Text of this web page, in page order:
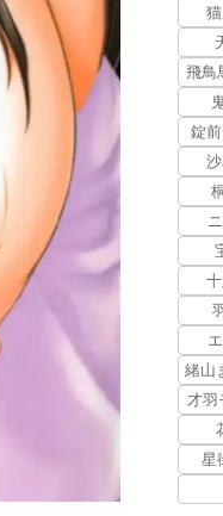
飛鳥
錠
緒山
才羽
星